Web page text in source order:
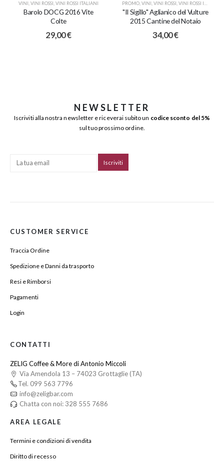
VINI ,VINI ROSSI ,VINI ROSSI ITALIANI
Barolo DOCG 2016 Vite
Colte
29,00€
PROMO,VINI ,VINI ROSSI ,VINI ROSSI ITALIANI
"Il Sigillo" Aglianico del Vulture
2015 Cantine del Notaio
34,00€
NEWSLETTER
Iscriviti alla nostra newsletter e riceverai subito un codice sconto del 5%
sul tuo prossimo ordine.
CUSTOMER SERVICE
Traccia Ordine
Spedizione e Danni da trasporto
Resi e Rimborsi
Pagamenti
Login
CONTATTI
ZELIG Coffee & More di Antonio Miccoli
Via Amendola 13 – 74023 Grottaglie (TA)
Tel. 099 563 7796
info@zeligbar.com
Chatta con noi: 328 555 7686
AREA LEGALE
Termini e condizioni di vendita
Diritto di recesso